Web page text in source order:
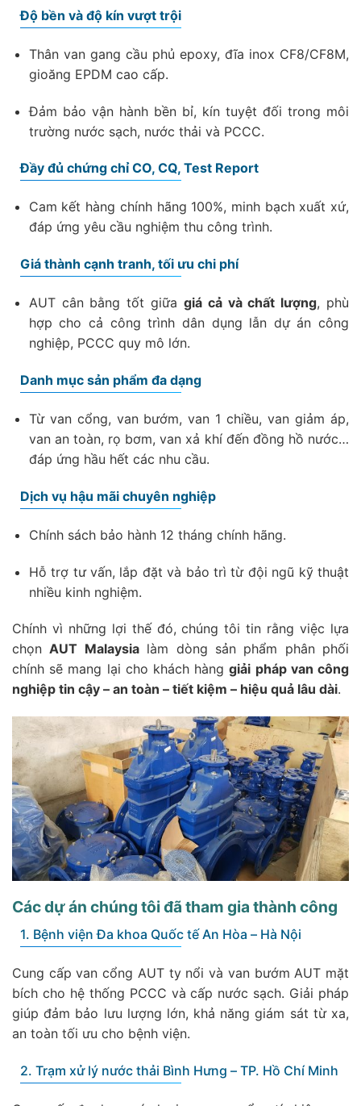
Độ bền và độ kín vượt trội
Thân van gang cầu phủ epoxy, đĩa inox CF8/CF8M,
gioăng EPDM cao cấp.
Đảm bảo vận hành bền bỉ, kín tuyệt đối trong môi
trường nước sạch, nước thải và PCCC.
Đầy đủ chứng chỉ CO, CQ, Test Report
Cam kết hàng chính hãng 100%, minh bạch xuất xứ,
đáp ứng yêu cầu nghiệm thu công trình.
Giá thành cạnh tranh, tối ưu chi phí
AUT cân bằng tốt giữa giá cả và chất lượng, phù
hợp cho cả công trình dân dụng lẫn dự án công
nghiệp, PCCC quy mô lớn.
Danh mục sản phẩm đa dạng
Từ van cổng, van bướm, van 1 chiều, van giảm áp,
van an toàn, rọ bơm, van xả khí đến đồng hồ nước…
đáp ứng hầu hết các nhu cầu.
Dịch vụ hậu mãi chuyên nghiệp
Chính sách bảo hành 12 tháng chính hãng.
Hỗ trợ tư vấn, lắp đặt và bảo trì từ đội ngũ kỹ thuật
nhiều kinh nghiệm.
Chính vì những lợi thế đó, chúng tôi tin rằng việc lựa
chọnAUT Malaysialàm dòng sản phẩm phân phối
chính sẽ mang lại cho khách hànggiải pháp van công
nghiệp tin cậy – an toàn – tiết kiệm – hiệu quả lâu dài.
Các dự án chúng tôi đã tham gia thành công
1. Bệnh viện Đa khoa Quốc tế An Hòa – Hà Nội
Cung cấp van cổng AUT ty nổi và van bướm AUT mặt
bích cho hệ thống PCCC và cấp nước sạch. Giải pháp
giúp đảm bảo lưu lượng lớn, khả năng giám sát từ xa,
an toàn tối ưu cho bệnh viện.
2. Trạm xử lý nước thải Bình Hưng – TP. Hồ Chí Minh